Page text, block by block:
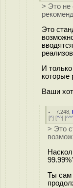
> Это не
Это
И
которые
Ваши
7.248 ,
[^] [^^] [^^^
> Это
Ты сам